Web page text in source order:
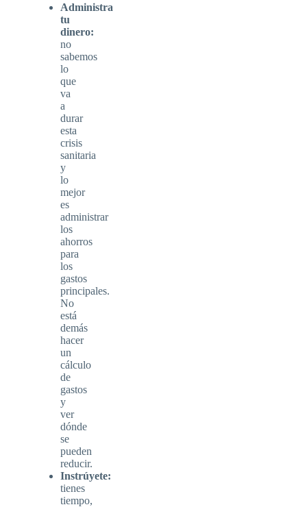
Administra
tu
dinero:
no
sabemos
lo
que
va
a
durar
esta
crisis
sanitaria
y
lo
mejor
es
administrar
los
ahorros
para
los
gastos
principales.
No
está
demás
hacer
un
cálculo
de
gastos
y
ver
dónde
se
pueden
reducir.
Instrúyete:
tienes
tiempo,